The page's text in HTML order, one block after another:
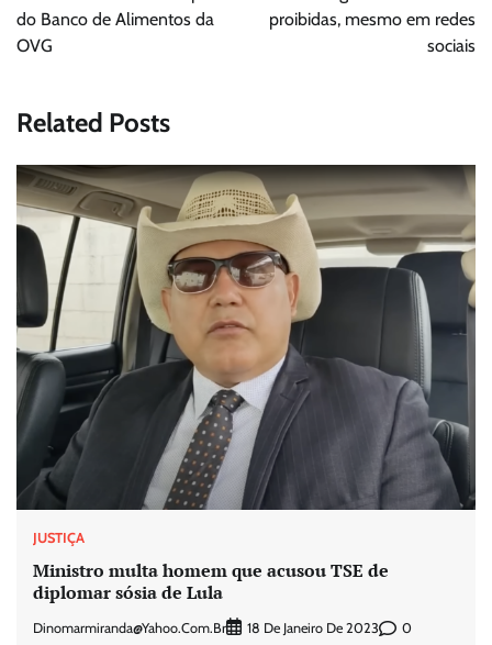
do Banco de Alimentos da
OVG
proibidas, mesmo em redes
sociais
Related Posts
JUSTIÇA
Ministro multa homem que acusou TSE de
diplomar sósia de Lula
Dinomarmiranda@yahoo.com.br 18 De Janeiro De 2023 0